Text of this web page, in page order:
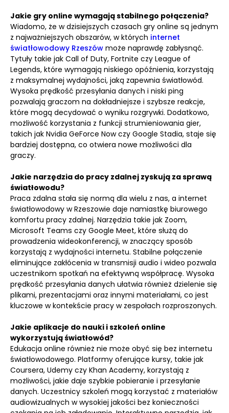
Jakie gry online wymagają stabilnego połączenia?
Wiadomo, że w dzisiejszych czasach gry online są jednym
z najważniejszych obszarów, w których internet
światłowodowy Rzeszów może naprawdę zabłysnąć.
Tytuły takie jak Call of Duty, Fortnite czy League of
Legends, które wymagają niskiego opóźnienia, korzystają
z maksymalnej wydajności, jaką zapewnia światłowód.
Wysoka prędkość przesyłania danych i niski ping
pozwalają graczom na dokładniejsze i szybsze reakcje,
które mogą decydować o wyniku rozgrywki. Dodatkowo,
możliwość korzystania z funkcji strumieniowania gier,
takich jak Nvidia GeForce Now czy Google Stadia, staje się
bardziej dostępna, co otwiera nowe możliwości dla
graczy.
Jakie narzędzia do pracy zdalnej zyskują za sprawą
światłowodu?
Praca zdalna stała się normą dla wielu z nas, a internet
światłowodowy w Rzeszowie daje namiastkę biurowego
komfortu pracy zdalnej. Narzędzia takie jak Zoom,
Microsoft Teams czy Google Meet, które służą do
prowadzenia wideokonferencji, w znaczący sposób
korzystają z wydajności internetu. Stabilne połączenie
eliminujące zakłócenia w transmisji audio i wideo pozwala
uczestnikom spotkań na efektywną współpracę. Wysoka
prędkość przesyłania danych ułatwia również dzielenie się
plikami, prezentacjami oraz innymi materiałami, co jest
kluczowe w kontekście pracy w zespołach rozproszonych.
Jakie aplikacje do nauki i szkoleń online
wykorzystują światłowód?
Edukacja online również nie może obyć się bez internetu
światłowodowego. Platformy oferujące kursy, takie jak
Coursera, Udemy czy Khan Academy, korzystają z
możliwości, jakie daje szybkie pobieranie i przesyłanie
danych. Uczestnicy szkoleń mogą korzystać z materiałów
audiowizualnych w wysokiej jakości bez konieczności